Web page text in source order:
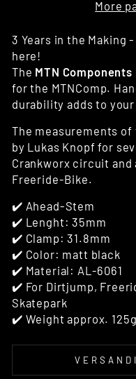
More
3 Years in the Making
here!
The MTN Components
for the MTNComp.
durability adds to
The measurements of
by Lukas Knopf for
Crankworx circuit and
Freeride-Bike.
✔️ Ahead-Stem
✔️ Lenght: 35mm
✔️ Clamp: 31.8mm
✔️ Color: matt black
✔️ Material: AL-6061
✔️ For Dirtjump,
Skatepark
✔️ Weight approx. 125g